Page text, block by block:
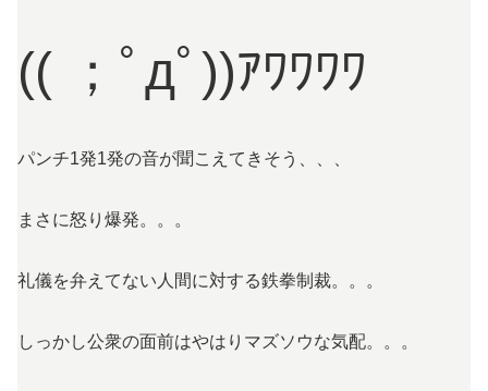
(( ；ﾟдﾟ))ｱﾜﾜﾜﾜ
パンチ1発1発の音が聞こえてきそう、、、
まさに怒り爆発。。。
礼儀を弁えてない人間に対する鉄拳制裁。。。
しっかし公衆の面前はやはりマズソウな気配。。。